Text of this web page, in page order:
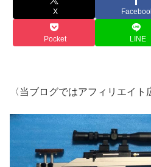
X
Pocket LINE
〈当ブログではアフィリエイト